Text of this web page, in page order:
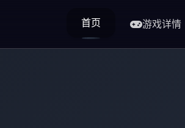
首页 游戏详情